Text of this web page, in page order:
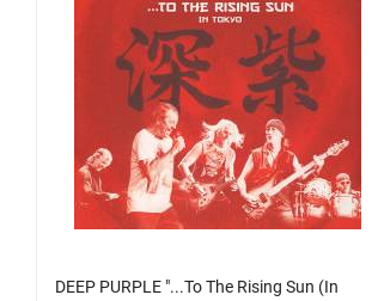
DEEP PURPLE "...To The Rising Sun (In